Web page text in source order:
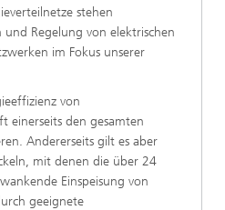
stehen
Regelung von elektrischen
im Fokus unserer
von
einerseits den gesamten
Andererseits gilt es aber
mit denen die über 24
Einspeisung von
geeignete